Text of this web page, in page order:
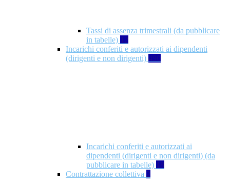
Tassi di assenza trimestrali (da pubblicare
in tabelle) 12
Incarichi conferiti e autorizzati ai dipendenti
(dirigenti e non dirigenti) 490
Incarichi conferiti e autorizzati ai
dipendenti (dirigenti e non dirigenti) (da
pubblicare in tabelle) 18
Contrattazione collettiva 2